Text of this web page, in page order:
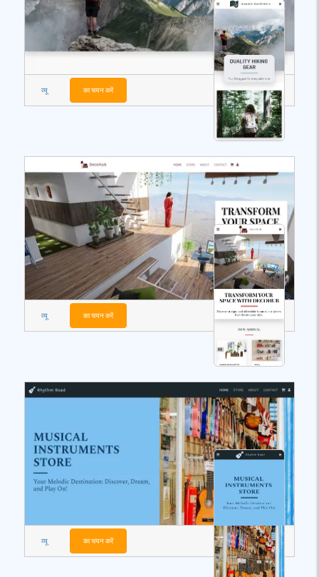
व्यू का चयन करें
व्यू का चयन करें
व्यू का चयन करें